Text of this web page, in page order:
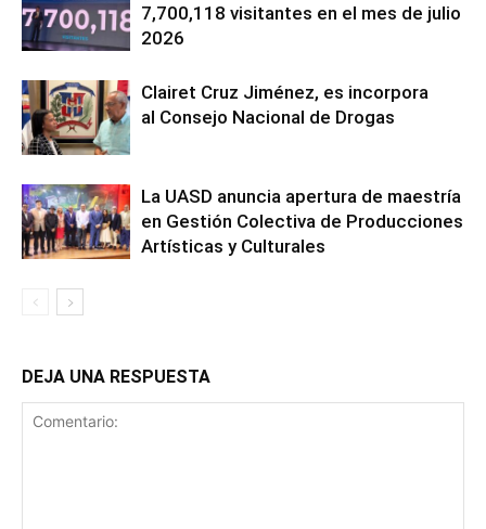
7,700,118 visitantes en el mes de julio
2026
Clairet Cruz Jiménez, es incorpora
al Consejo Nacional de Drogas
La UASD anuncia apertura de maestría
en Gestión Colectiva de Producciones
Artísticas y Culturales
DEJA UNA RESPUESTA